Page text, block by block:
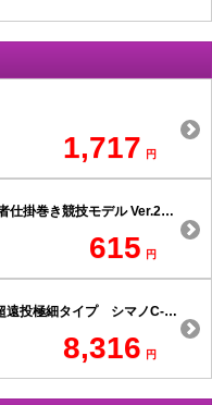
1,717 円
【20周年記念 特別価格】拙者仕掛巻き競技モデル Ver.2 スリムタイプ
615 円
SESSYA 黒スプール 7.5度 超遠投極細タイプ シマノC-1用
8,316 円